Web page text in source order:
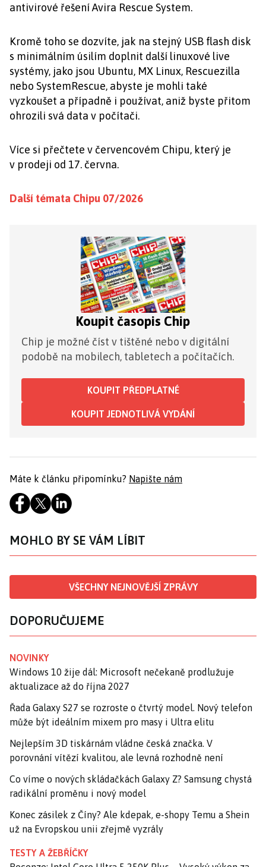
antivirové řešení Avira Rescue System.
Kromě toho se dozvíte, jak na stejný USB flash disk
s minimálním úsilím doplnit další linuxové live
systémy, jako jsou Ubuntu, MX Linux, Rescuezilla
nebo SystemRescue, abyste je mohli také
vyzkoušet a případně i používat, aniž byste přitom
ohrozili svá data v počítači.
Více si přečtete v červencovém Chipu, který je
v prodeji od 17. června.
Další témata Chipu 07/2026
Koupit časopis Chip
Chip je možné číst v tištěné nebo v digitální
podobě na mobilech, tabletech a počítačích.
KOUPIT PŘEDPLATNÉ
KOUPIT JEDNOTLIVÁ VYDÁNÍ
Máte k článku připomínku? Napište nám
MOHLO BY SE VÁM LÍBIT
VŠECHNY NEJNOVĚJŠÍ ZPRÁVY
DOPORUČUJEME
NOVINKY
Windows 10 žije dál: Microsoft nečekaně prodlužuje
aktualizace až do října 2027
Řada Galaxy S27 se rozroste o čtvrtý model. Nový telefon
může být ideálním mixem pro masy i Ultra elitu
Nejlepším 3D tiskárnám vládne česká značka. V
porovnání vítězí kvalitou, ale levná rozhodně není
Co víme o nových skládačkách Galaxy Z? Samsung chystá
radikální proměnu i nový model
Konec zásilek z Číny? Ale kdepak, e-shopy Temu a Shein
už na Evropskou unii zřejmě vyzrály
TESTY A ŽEBŘÍČKY